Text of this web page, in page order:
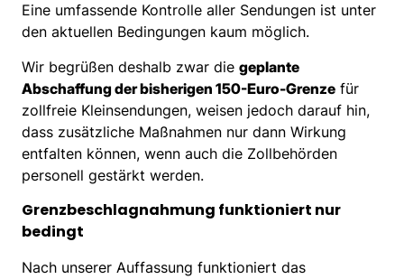
Eine umfassende Kontrolle aller Sendungen ist unter
den aktuellen Bedingungen kaum möglich.
Wir begrüßen deshalb zwar die geplante
Abschaffung der bisherigen 150-Euro-Grenze für
zollfreie Kleinsendungen, weisen jedoch darauf hin,
dass zusätzliche Maßnahmen nur dann Wirkung
entfalten können, wenn auch die Zollbehörden
personell gestärkt werden.
Grenzbeschlagnahmung funktioniert nur
bedingt
Nach unserer Auffassung funktioniert das